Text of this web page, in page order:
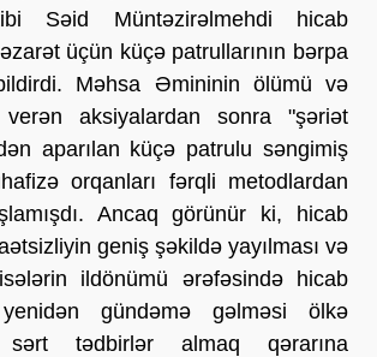
Səid Müntəzirəlmehdi hicab
üçün küçə patrullarının bərpa
Məhsa Əmininin ölümü və
aksiyalardan sonra "şəriət
aparılan küçə patrulu səngimiş
orqanları fərqli metodlardan
Ancaq görünür ki, hicab
geniş şəkildə yayılması və
ildönümü ərəfəsində hicab
gündəmə gəlməsi ölkə
sərt tədbirlər almaq qərarına